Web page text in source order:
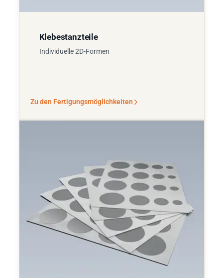
Klebestanzteile
Individuelle 2D-Formen
Zu den Fertigungsmöglichkeiten